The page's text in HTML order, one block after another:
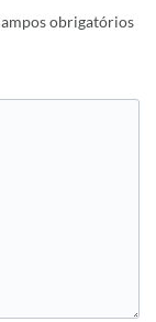
obrigatórios